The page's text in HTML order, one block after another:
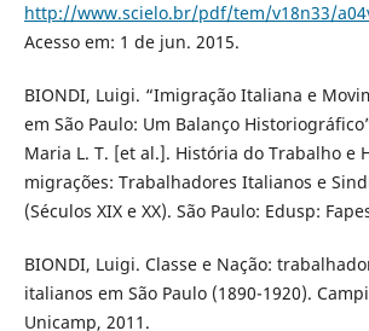
http://www.scielo.br/pdf/tem/v18n33/
Acesso em: 1 de jun. 2015.
BIONDI, Luigi. “Imigração Italiana e
em São Paulo: Um Balanço
Maria L. T. [et al.]. História do Trabalho e
migrações: Trabalhadores Italianos e
(Séculos XIX e XX). São Paulo: Edusp:
BIONDI, Luigi. Classe e Nação:
italianos em São Paulo (1890-1920).
Unicamp, 2011.